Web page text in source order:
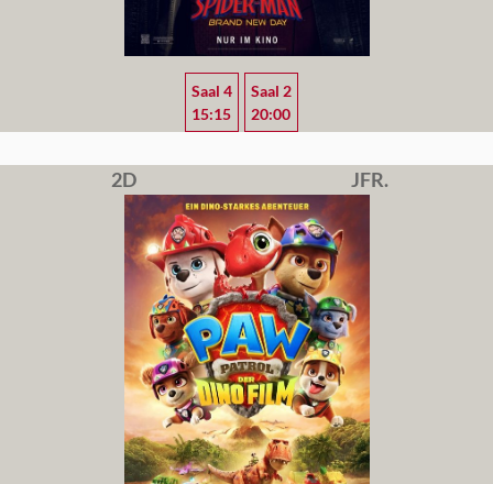
Saal 4
15:15
Saal 2
20:00
2D JFR.